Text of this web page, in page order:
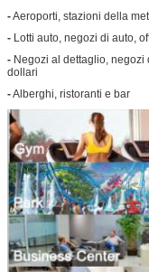
-Aeroporti, stazioni della
- Lotti auto, negozi di auto,
- Negozi al dettaglio, negozi
dollari
-Alberghi, ristoranti e bar